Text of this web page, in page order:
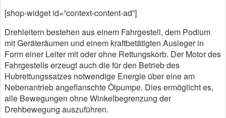
[shop-widget id=”context-content-ad”]
Drehleitern bestehen aus einem Fahrgestell, dem Podium
mit Geräteräumen und einem kraftbetätigten Ausleger in
Form einer Leiter mit oder ohne Rettungskorb. Der Motor des
Fahrgestells erzeugt auch die für den Betrieb des
Hubrettungssatzes notwendige Energie über eine am
Nebenantrieb angeflanschte Ölpumpe. Dies ermöglicht es,
alle Bewegungen ohne Winkelbegrenzung der
Drehbewegung auszuführen.